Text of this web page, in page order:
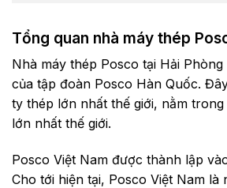
Tổng quan nhà máy thép
Nhà máy thép Posco tại Hải
của tập đoàn Posco Hàn Quốc.
ty thép lớn nhất thế giới, nằm
lớn nhất thế giới.
Posco Việt Nam được thành lập
Cho tới hiện tại, Posco Việt Nam là